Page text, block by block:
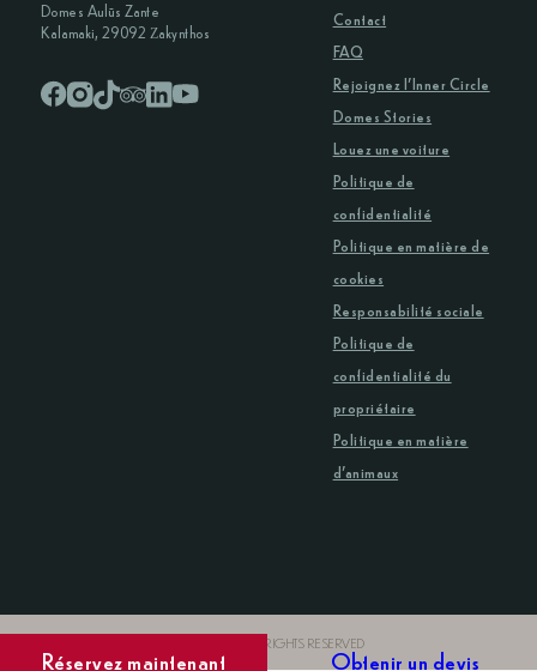
Domes Aulūs Zante
Kalamaki, 29092 Ζakynthos
Contact
FAQ
Rejoignez l’Inner Circle
Domes Stories
Louez une voiture
Politique de
confidentialité
Politique en matière de
cookies
Responsabilité sociale
Politique de
confidentialité du
propriétaire
Politique en matière
d’animaux
© COPYRIGHT 2026 DOMES RESORTS. ALL RIGHTS RESERVED
Réservez maintenant Obtenir un devis